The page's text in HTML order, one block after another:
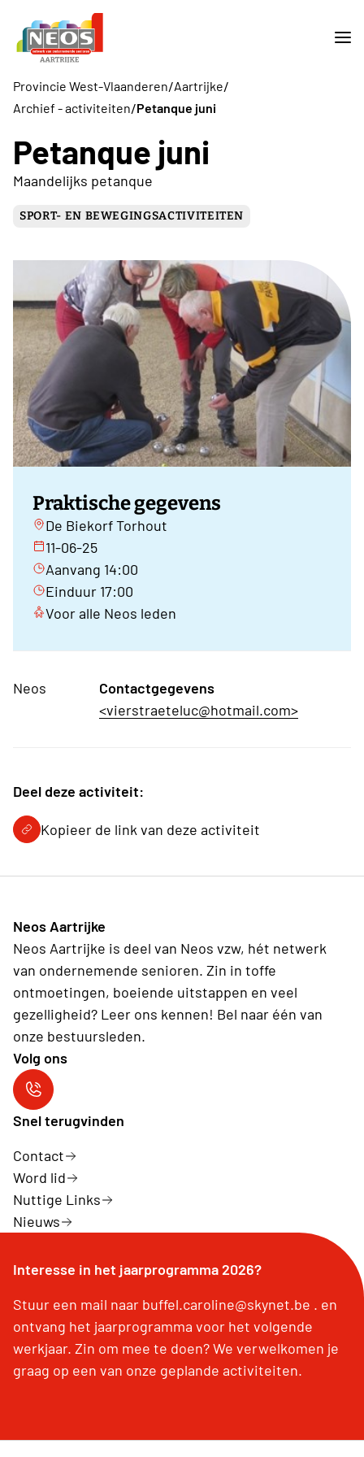
Provincie West-Vlaanderen/Aartrijke/
Archief - activiteiten/Petanque juni
Petanque juni
Maandelijks petanque
SPORT- EN BEWEGINGSACTIVITEITEN
Praktische gegevens
De Biekorf Torhout
11-06-25
Aanvang 14:00
Einduur 17:00
Voor alle Neos leden
Neos
Contactgegevens
<vierstraeteluc@hotmail.com>
Deel deze activiteit:
Kopieer de link van deze activiteit
Neos Aartrijke
Neos Aartrijke is deel van Neos vzw, hét netwerk
van ondernemende senioren. Zin in toffe
ontmoetingen, boeiende uitstappen en veel
gezelligheid? Leer ons kennen! Bel naar één van
onze bestuursleden.
Volg ons
Neos Aartrijke
Snel terugvinden
Contact
Word lid
Nuttige Links
Nieuws
Interesse in het jaarprogramma 2026?
Stuur een mail naar buffel.caroline@skynet.be . en
ontvang het jaarprogramma voor het volgende
werkjaar. Zin om mee te doen? We verwelkomen je
graag op een van onze geplande activiteiten.